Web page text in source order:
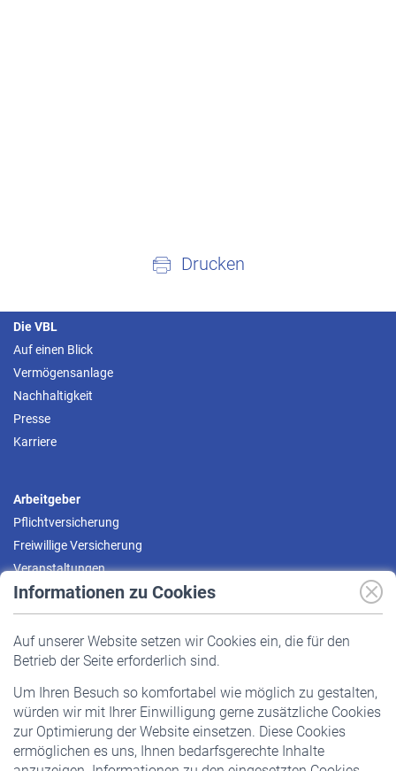
Informationen zu Cookies
Auf unserer Website setzen wir Cookies ein, die für den
Betrieb der Seite erforderlich sind.
Um Ihren Besuch so komfortabel wie möglich zu gestalten,
würden wir mit Ihrer Einwilligung gerne zusätzliche Cookies
zur Optimierung der Website einsetzen. Diese Cookies
ermöglichen es uns, Ihnen bedarfsgerechte Inhalte
Drucken
Die VBL
Auf einen Blick
Vermögensanlage
Nachhaltigkeit
Presse
Karriere
Arbeitgeber
Pflichtversicherung
Freiwillige Versicherung
Veranstaltungen
Pflichtversicherung
Staatliche Förderung
Veranstaltungen